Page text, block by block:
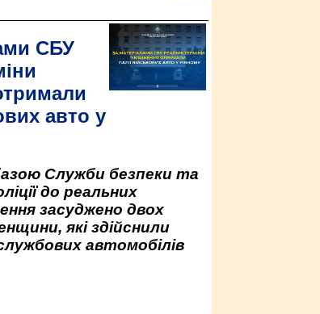
СБУ
авто у
Служби безпеки та
до реальних
засуджено двох
які здійснили
автомобілів